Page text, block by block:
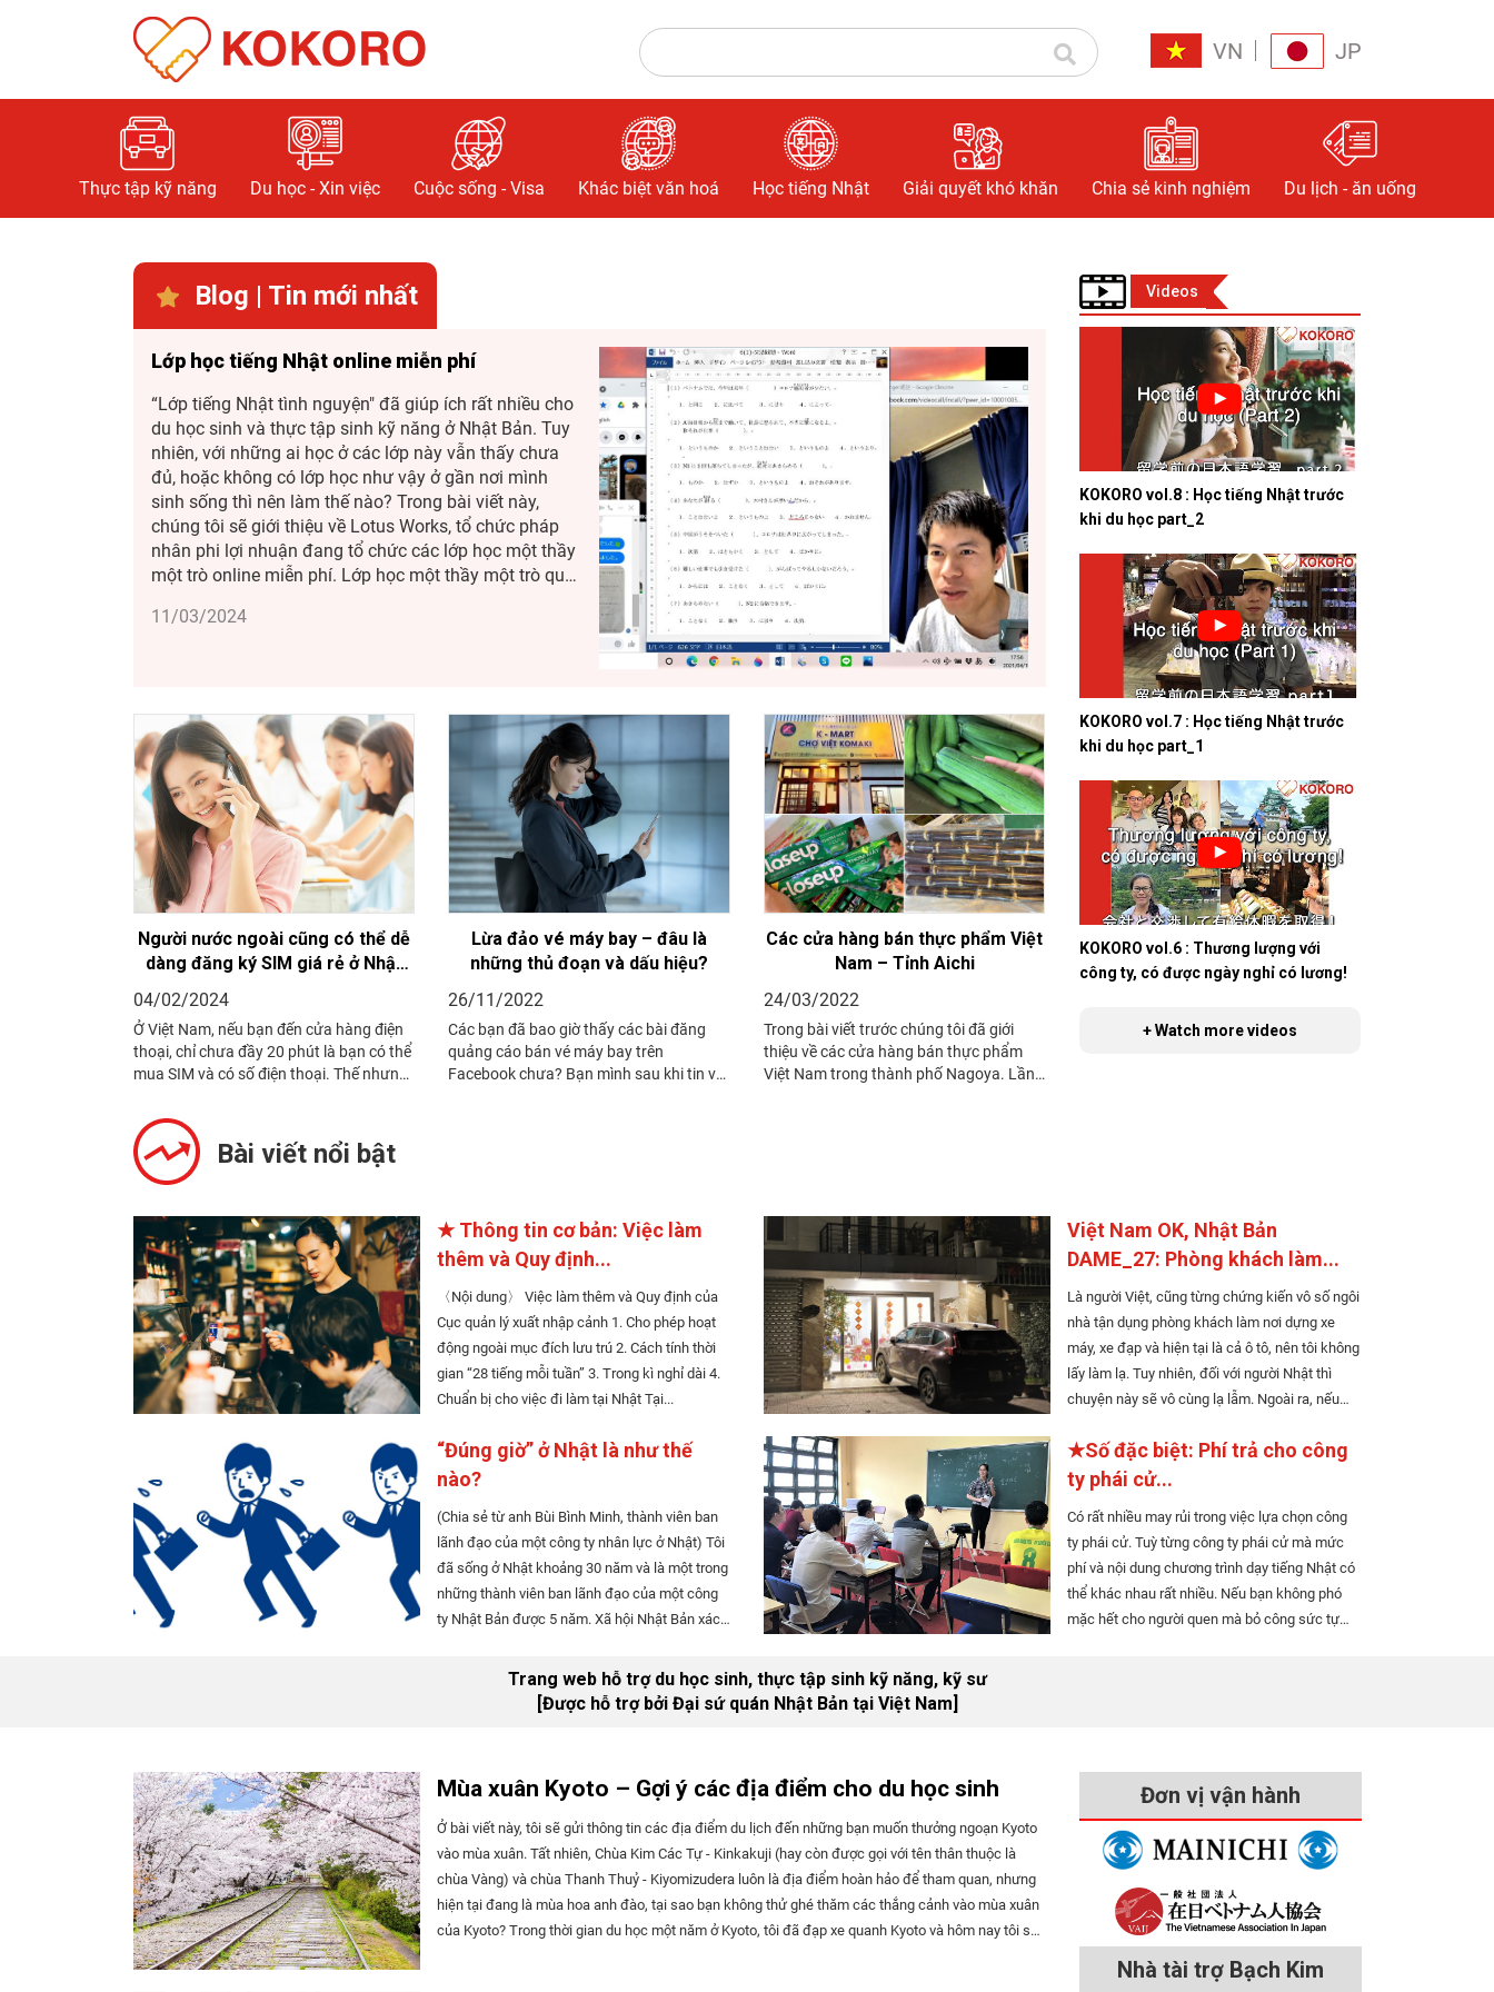
VN JP
Thực tập kỹ năng Du học - Xin việc Cuộc sống - Visa Khác biệt văn hoá Học tiếng Nhật Giải quyết khó khăn Chia sẻ kinh nghiệm Du lịch - ăn uống
Blog | Tin mới nhất
Lớp học tiếng Nhật online miễn phí
“Lớp tiếng Nhật tình nguyện" đã giúp ích rất nhiều cho
du học sinh và thực tập sinh kỹ năng ở Nhật Bản. Tuy
nhiên, với những ai học ở các lớp này vẫn thấy chưa
đủ, hoặc không có lớp học như vậy ở gần nơi mình
sinh sống thì nên làm thế nào? Trong bài viết này,
chúng tôi sẽ giới thiệu về Lotus Works, tổ chức pháp
nhân phi lợi nhuận đang tổ chức các lớp học một thầy
một trò online miễn phí. Lớp học một thầy một trò qua
học sinh qua mạng ...
11/03/2024
Người nước ngoài cũng có thể dễ
dàng đăng ký SIM giá rẻ ở Nhật
04/02/2024
Ở Việt Nam, nếu bạn đến cửa hàng điện thoại, chỉ chưa đầy 20 phút là bạn có thể mua SIM và có số điện thoại. Thế nhưng ở Nhật Bản, bạn phải ký hợp đồng với công ty điện thoại (nhà mạng) và nếu không trả cước phí hàng tháng thì không thể dùng SIM. Ngoài việc có ít gói cước giá rẻ, nhiều nhà mạng chỉ có phương thức thanh toán bằng thẻ tín dụng của Nhật nên mình rất khó tìm được nhà mạng phù hợp. Lần này là lần đầu tiên mình ký hợp đồng với 1 hãng SIM giá rẻ. Mình sẽ giới thiệu với các bạn phương thức thanh toán và so sánh giá cước, đặc điểm của các nhà mạng mà mình đã tìm được.〈Vân Hoàng〉 Lý do cần số điện thoại Tháng 10 năm 2020 mình sang Nhật và đây là lần du học thứ 3 của mình. Lúc mới sang, để cuộc sống thuận lợi và suôn sẻ thì mình đã phải làm những việc sau. ① Làm thủ tục tại UBND thành phố ② Mở tài khoản ngân hàng ③ Ký hợp đồng với nhà mạng Thủ tục (nộp đơn chuyển đổi chỗ ở v.v.) ở UBND thành phố và việc mở tài khoản ngân hàng mình đã làm xong mà không gặp vấn đề gì. Tiếp theo, một thứ không thể thiếu đó là số điện thoại phải không nào. Thông thường mình có thể gọi điện qua các ứng dụng SNS là được nhưng trong những trường hợp khẩn cấp hay khi làm các thủ tục hành chính thì đúng là cần tới số điện thoại di động. Trong trường hợp của mình, mình đã cần dùng số điện thoại vào các việc sau. ✔︎ Mình nhận học bổng Chính phủ nên khi làm thủ tục online để nhận học bổng của Bộ Giáo dục, Văn hoá, Khoa học, Thể thao và Công nghệ Nhật Bản, mình cần nhập số điện thoại. ✔︎ Trường mình theo học có hệ thống quản lý thông tin của sinh viên, khi đăng ký thông tin trên hệ thống đó cũng cần nhập số điện thoại. ✔︎ Lần này sau khi du học 1 năm, mình quyết định ở lại Nhật làm việc, khi đi xin việc thì mình cũng phải viết số điện thoại vào sơ yếu lý lịch v.v. ✔︎ Khi mua hàng online thì cũng có lúc cần số điện thoại. Gói cước rẻ nhất của SB là 5000 yên/tháng! Trong lần du học đầu tiên (năm 2007~) và lần du học thứ hai (năm 2010~) mình đều sử dụng Softbank (SB). Lý do lần đầu mình chọn SB vì lúc đó SB có chiến dịch miễn phí cước điện thoại nội mạng, những bạn du học sinh xung quanh mình đều dùng SB. Khi đó, mình mua cả máy điện thoại nữa nên tính cả tiền trả góp mua máy hàng tháng thì mình mất 3000 ~ 4000 yên (khoảng 816.000 đồng) mỗi tháng. Lần thứ hai, mình không cần mua điện thoại nên mình đã chọn gói rẻ nhất không dùng internet, chỉ có cước gọi điện thoại. ※100 yên = 16.690 đồng (tỉ giá ngày 24/7/2023) Vì vậy lần thứ ba này mình cũng đến cửa hàng của SB để tìm hiểu và xin tư vấn, nhưng mình được giới thiệu gói cước rẻ nhất là khoảng 5000 yên/tháng. Mình đã rất sốc! Các gói bây giờ không chỉ có cước điện thoại mà còn bao gồm cả dung lượng internet nữa nên đắt hơn ngày trước. Trước khi sang Nhật, mình dùng SIM của Viettel, một tháng chỉ mất 90.000 đồng (khoảng 440 yên) mà lại được dùng internet không giới hạn. Ở Nhật mình không dùng đến internet mấy mà tại sao 1 tháng phải trả tới 5.000 yên nhỉ? Thật là khó tin. Mình đã thử hỏi nhân viên tư vấn là “Mình sống ở ký túc xá nên trong phòng đã có wifi rồi, có gói cước nào rẻ hơn nữa không?” nhưng mình bị từ chối thẳng thừng là “Công ty chúng tôi không có gói cước nào rẻ hơn”. Và thế là mình đã từ bỏ việc ký hợp đồng với SB. Phương thức thanh toán tiền của nhiều gói cước SIM giá rẻ Ở Nhật thì ngoài SB còn có docomo hay Au nhưng các nhà mạng lớn này đều không khác nhiều so với SB nên mình quyết định tìm một nhà mạng nhỏ. Mình đã liên lạc với người bạn thân đã ở Nhật 10 năm và một em khoá dưới vừa hoàn thành chương trình du học để hỏi và thu thập thông tin. LINE mobile Em khoá dưới của mình đã dùng “LINE mobile”. Theo lời em ấy, để ký được hợp đồng với LINE mobile thì cần làm các thủ tục như sau. ① Tạo tài khoản LINE của Nhật bằng số điện thoại ở Nhật ② Đăng ký LINE pay bằng tài khoản LINE của Nhật ③ Ký hợp đồng với LINE mobile với điều kiện thanh toán bằng LINE pay Em ấy nói đã được người quen cho dùng LINE Pay của người đó. Mình cũng có thể nhờ bạn bè hoặc người quen nhưng mình muốn thử tìm xem có nhà mạng nào thân thiện hơn không. ※Sau đó, LINE mobile đã ngừng cung cấp dịch vụ đăng ký tài khoản mới vào tháng 3 năm 2021. Chỉ có phương thức thanh toán bằng thẻ tín dụng Ở Nhật có nhiều hãng SIM giá rẻ nhưng phần lớn các hãng đều chỉ cho trả cước phí bằng thẻ tín dụng của Nhật. Trước đây người em của mình đã được một nhân viên trong cửa hàng bán đồ điện tử gia dụng ở Tokyo tư vấn là “thẻ tín dụng của Việt Nam cũng được chấp nhận” và em ấy đã đăng ký sim giá rẻ của “Bic SIM”. Thế nhưng, sau đó, nhà mạng liên lạc lại là “thẻ tín dụng của bạn không thể thanh toán tiền” và em ấy phải huỷ hợp đồng. Mặc dù đây không phải lỗi từ phía khách hàng, nhưng em ấy vẫn bị phạt khoảng 2000 yên vì huỷ hợp đồng giữa chừng. Mình và em ấy nói chuyện với nhau rồi tìm thấy nhà mạng giá rẻ tên là “UQ mobile” có vẻ có thể trả tiền bằng cách chuyển khoản nên mình thử đăng ký online. Thế nhưng, UQ mobile đã nhanh chóng phản hồi với nội dung chính là “sau khi xét duyệt, chúng tôi không thể tiếp nhận hợp đồng thanh toán bằng cách chuyển khoản ngân hàng hoặc tự động chuyển khoản”. Email thông báo kết quả xét duyệt của UQ mobile. “Chúng tôi không thể chấp nhận hợp đồng thanh toán bằng cách chuyển khoản ngân hàng. Quý khách hãy xem xét đến việc thanh toán bằng thẻ tín dụng”. “Rakuten mobile” cũng là một hãng lớn trong các hãng SIM giá rẻ và ngoài hình thức trả qua thẻ tín dụng, có vẻ họ cũng chấp nhận thanh toán bằng cách chuyển khoản ngân hàng, nhưng vẫn cần xét duyệt. SIM giá rẻ chấp nhận chuyển khoản ngân hàng LINE mobile, UQ mobile, Rakuten mobile mình đều không đăng ký được, đúng lúc khó khăn thì bạn thân của mình đã tìm thấy một nhà mạng mà từ trước đến giờ mình chưa nghe thấy tên và bạn ấy đã giới thiệu cho mình. Đó là nhà mạng “GTN mobile”, khi vào trang chủ của nhà mạng này, bạn sẽ thấy website của họ hỗ trợ đa ngôn ngữ và có cả tiếng Việt. ◆Gói dữ liệu kèm chức năng nghe gọi GTN (hàng tháng - bao gồm thuế) Dung lượng Cước phí (bao gồm thuế) 3G ¥1,200 10G ¥2,200 30G ¥4,200 50G ¥6,200 ※Có thể đăng ký SIM và mở thẻ tín dụng (Credit card) cùng một lúc. Khi thanh toán bằng thẻ tín dụng đó, cước phí hàng tháng giảm 220 yên.※Có thể đăng ký từ nước ngoài (Có thể nhận SIM ở sân bay của Nhật).※Cước gọi mỗi 30 giây là 22 yên (bao gồm thuế). Thế là nhà mạng SIM giá rẻ này đã đáp ứng được 2 nhu cầu của mình là “gói cước rẻ” và chấp nhận “thanh toán qua cửa hàng tiện lợi hoặc chuyển khoản ngân hàng”. Đây là nhà mạng mình nghe tên lần đầu nhưng vì người quen của bạn mình đang làm việc ở đó nên mình tin tưởng và đăng ký online. Ngay lập tức, 2 hôm sau SIM và hợp đồng đã được gửi tới địa chỉ của mình, sau khi cho SIM vào điện thoại thì máy đã có thể nghe gọi. Mình quá đỗi vui mừng! Thật không thể tin được là mình có thể mua được SIM giá rẻ một cách đơn giản như vậy. Vấn đề về SIM điện thoại của mình cũng đã được giải quyết! [iconpress id="local_1803" title="external link" style="color:#525252; font-size:22px;" ] Trang chủ của GTN mobile (đa ngôn ngữ) Ngoài ra, gần đây mình cũng được bạn mình giới thiệu một nhà mạng SIM giá rẻ tên là SIM VÀNG. Đây là SIM giá rẻ, chủ yếu phục vụ người Việt, người Myanmar, người Indonesia sống ở Nhật. Cũng giống như GTN mobile, người nước ngoài có thể thanh toán qua cửa hàng tiện lợi hoặc chuyển khoản ngân hàng. ◆Gói SIM VÀNG (hàng tháng - chưa gồm thuế) Dung lượng dữ liệu SIM dữ liệu SIM nghe gọi 1GB ¥600 ¥1,480 3GB ¥1,080 ¥2,180 5GB ¥1,380 ¥2,620 10GB ¥2,800 ¥4,180 25GB ¥3,180 ¥4,980 30GB ¥3,380 ¥5,180 ※SIM dữ liệu kèm chức năng nhận tin nhắn SMS: 150 yên/tháng.※SIM nghe gọi có cước phí mỗi 30 giây 20 yên.※Có SIM nghe gọi thoả thích (gọi miễn p
Lừa đảo vé máy bay – đâu là
những thủ đoạn và dấu hiệu?
26/11/2022
Các bạn đã bao giờ thấy các bài đăng quảng cáo bán vé máy bay trên Facebook chưa? Bạn mình sau khi tin và đặt vé máy bay thông qua những bài đăng đó đã bị lừa mất 78 vạn yên (khoảng 140,000,000 VND). Đây là một trong số những vụ lừa đảo vé máy bay đang ngày càng gia tăng trong cộng đồng người Việt. Mình sẽ giới thiệu những hình thức lừa đảo vé máy bay phổ biến cũng như biện pháp đề phòng thông qua câu chuyện có thật của bạn mình và một vài dẫn chứng khác.《Trần Ngọc Anh》 〈Nội dung bài viết〉 Lừa đảo vé máy bay là gì? Vì chiếc vé “9 man” mà mất trắng 78 man! Lừa đảo bằng mã đặt vé thật Hết nạn nhân này đến nạn nhân khác Sự hỗ trợ khiêm tốn từ phía cảnh sát Thủ đoạn và dấu hiệu nhận biết lừa đảo vé máy bay là gì? Tổng kết: Làm sao để chấm dứt nạn lừa đảo Lừa đảo vé máy bay là gì? Khi tìm kiếm từ khóa “vé máy bay” trên những trang mạng như Facebook, các bài viết với chủ đề rao bán vé máy bay sẽ hiện ra nhiều vô kể. Chỉ cần người mua tìm được chuyến bay ưng ý, người bán sẽ báo giá và bắt đầu giao dịch sau khi có sự đồng thuận của cả hai bên. Tuy nhiên, những trường hợp như “dù đã chuyển tiền nhưng không nhận được vé” hoặc “vé mua trên mạng khi xuất trình tại sân bay thì phát hiện là vé giả” đang xảy ra ngày càng thường xuyên. Đây được gọi là hiện tượng “Lừa đảo vé máy bay”. Vì chiếc vé “9 man” mà mất trắng 78 man! Ảnh chụp màn hình lúc bạn mình liên hệ với bên Vietnam Airlines Mình có một người bạn quen từ thời cấp ba (hiện đang là sinh viên đại học năm 4) vừa sang Nhật để tham gia chương trình trao đổi 5 tháng tại một đại học ở Tokyo. Do muốn tìm mua vé máy bay rẻ nên vừa sang Nhật xong, bạn ấy đã nhanh chóng tìm mua vé máy bay để bay về. Một lần, khi tình cờ tìm được một bài viết rao bán vé máy bay giá rẻ trên nhóm Facebook có tên “Tokyo Baito”, bạn ấy đã liên hệ với người đăng bài qua Messenger. Sau khi bày tỏ mong muốn mua vé máy bay về Hà Nội, người bán đã yêu cầu bạn gửi ảnh chụp hộ chiếu và chuyển khoản 9 man. Khi đó bạn mình vẫn chưa có tài khoản ngân hàng Nhật nên mình đã chuyển hộ cho bạn ấy 9 man theo như bạn ấy đã nhờ. Tuy nhiên, sang ngày hôm sau bạn ấy đã nhận được tin nhắn sau từ người đăng bài: “Không biết có phải do em chuyển tiền vào thứ bảy không nhưng anh vẫn chưa nhận được tiền. Nếu không nhận tiền và hoàn tất thủ tục mua ngay thì giá vé sẽ tăng đấy. Anh sẽ chuyển trả em số tiền ban đầu em đã chuyển. Vậy nên bây giờ em thử chuyển tiền bằng ngân hàng khác được không? Nếu em chuyển bằng ngân hàng đó thì chắc chắn anh sẽ nhận được tiền ngay.” Đến đây mình cũng có chút nghi ngờ, nhưng thấy bạn năn nỉ mãi nên mình đã chuyển thêm 9 man vào tài khoản ngân hàng mà người bán chỉ định. Tuy nhiên, ngày hôm sau, người đăng bài lại đòi chuyển khoản thêm 10 man nữa, lí do là “muốn xác nhận giao dịch đã được thực hiện”. Lúc đó mình đã nghĩ không thể tin tưởng đối tượng này được nữa, nhưng bạn mình vẫn van nài là “Chuyển nốt lần nữa thôi”. Mình cũng bó tay nên đã chuyển tiền lần thứ ba. Sau lần đó, người bán vé lại yêu cầu chuyển tiền thêm hai lần nữa (lần thứ tư 15 man, lần thứ năm 10 man) và bạn mình cũng đáp ứng. Mình đã được bạn nhờ và chuyển tiền tổng cộng 5 lần, với tổng số tiền là 53 man nhưng cuối cùng vẫn không nhận được vé từ người đăng bài. Bạn mình khi đó cũng đã bắt đầu yêu cầu người kia trả lại tiền, nhưng có vẻ đối phương đã xóa tài khoản Facebook, toàn bộ tin nhắn của đối phương đã biến mất và không tìm thấy trang cá nhân nữa. Các tin nhắn của đối phương đều biến mất và không thể liên hệ được Ngoài mình ra, bạn mình còn nhờ 3 người bạn khác chuyển tiền hộ và đã mất tổng cộng 78 man. Do phải trả toàn bộ số tiền đã vay nên ngân sách cho chuyến du học của bạn ấy đã cạn kiệt. Thật ra bản thân bạn mình cũng đã có sự nghi ngờ khi bị yêu cầu chuyển tiền dồn dập. Tuy nhiên, do bị đối phương sử dụng những cái cớ như “Nếu không chuyển tiền lần này thì toàn bộ số tiền trước đó sẽ không được hoàn trả”, hay “Không phải tôi mà bên Vietnam Airlines là người đang yêu cầu bạn chuyển tiền” để đe dọa, bạn mình đã bị thuyết phục và tin theo. Lừa đảo bằng mã đặt vé thật Bài báo liên quan đến vấn nạn buôn bán vé máy bay Vietnam Airlines giả tại Nhật (3/2016) Số lượng người lao động và du học sinh Việt Nam đến Nhật Bản ngày càng tăng dẫn đến số trường hợp người Việt lừa đảo vé máy bay cũng tăng theo. Gần đây, hãng hàng không Vietnam Airlines cũng đang kêu gọi khách hàng nâng cao cảnh giác với nạn lừa đảo vé máy bay. Theo như bài báo trên, Vietnam Airlines đã bắt đầu đưa ra cảnh bảo về những vụ lừa đảo vé máy bay trên Facebook từ năm 2016. Thủ đoạn lừa đảo như sau: Đối tượng lừa đảo (người đăng bài) đặt vé qua website của VNA theo hình thức giữ mã đặt chỗ trên hệ thống và trả tiền sau, sau đó gửi mã đến người bị hại. Nạn nhân liên lạc với Vietnam Airlines, kiểm tra thấy đúng mã hành trình, tin rằng mã đó là đúng và chuyển khoản cho người đăng bài. Chuyển khoản xong, nạn nhân mất liên lạc với người đối tượng lừa đảo. Hết nạn nhân này đến nạn nhân khác Có rất nhiều bài viết liên quan đến việc lừa đảo vé máy bay được đăng trên những nhóm Facebook có nhiều người Việt trao đổi và mua bán vé máy bay như HỘI VÉ MÁY BAY NHẬT VIỆT v.v. Chị Trang nói rằng chị ấy đã bị lừa tiền vé máy bay và tố cáo tài khoản trong ảnh – thủ phạm và cũng là thành viên đã đăng bài rao bán vé máy bay trong nhóm. Theo bài đăng, sau khi thấy bài đăng của tài khoản trong ảnh, chị Trang đã tin nhắn và chuyển khoản 5 man để mua vé máy bay nhưng không nhận được vé. Đối tượng giải thích: “Không xuất vé được là do lỗi hệ thống. Chị vừa phải gửi yêu cầu hoàn tiền, chắc phải cuối tháng mới nhận được.”, sau đó đối tượng lừa đảo bặt vô âm tín. Theo lời chị Trang, chị còn quen một người bạn ở Đà Nẵng cũng đã gặp phải trường hợp tương tự. Trên group Facebook “VÉ MÁY BAY NHẬT - VIỆT”, chị Quy cũng đã cảnh báo rằng tài khoản trong ảnh là tài khoản lừa đảo. Theo lời chị Quy, người đăng bài (cũng là người bán hàng) là nữ, khi gọi điện thoại nói chuyện có nghe thấy giọng em bé, thấy tội nên đã quyết định mua vé ủng hộ. Sau khi chuyển khoản để đặt mua vé máy bay từ Nhật về Việt Nam, chị không nhận được vé nên đã nhận ra mình bị lừa. Ở dưới bài viết cũng có rất nhiều bình luận từ những nạn nhân của các vụ lừa đảo tương tự. Sự hỗ trợ khiêm tốn từ phía cảnh sát Sau khi biết chắc mình đã bị lừa, mình và bạn mình đã ra đồn cảnh sát báo cáo lại sự việc. Cảnh sát đã tiếp nhận “Báo cáo thiệt hại” của chúng mình và nói sẽ liên hệ với ngân hàng để khóa tài khoản của đối tượng đăng bài, nhưng họ cũng không chắc số tiền đã mất có được trả lại hay không. Để lấy lại tiền thì phải cần có bằng chứng chứng minh mình là nạn nhân của vụ lừa đảo. Tuy nhiên, đa phần các tài khoản ngân hàng mà đối tượng lừa đảo sử dụng để nhận tiền là tài khoản đã được mua lại từ những người Việt đã về nước, do đó, việc xác định kẻ tình nghi là rất khó. Ở vụ việc này, có hai trong số năm tài khoản ngân hàng được chỉ định bởi người đăng bài là tài khoản đứng tên người Nhật. Theo mình, mục đích của thủ đoạn này là làm tăng mức độ tin cậy của nạn nhân với giao dịch, tuy nhiên, việc mua bán tài khoản ngân hàng như vậy là vi phạm pháp luật. Bản thân mình cũng không ngờ rằng cũng có những người Nhật vì cần tiền mà bán tài khoản ngân hàng đi như vậy. Thủ đoạn và dấu hiệu nhận biết lừa đảo vé máy bay là gì? Việc trao đổi và mua vé máy bay từ những người kinh doanh bán lẻ trên Facebook là khá rủi ro. Hiện nay mọi người có thể mua vé máy bay giá rẻ từ những nhà phân phối chính thức nên tốt nhất là bạn hãy mua vé từ những trang web đáng tin cậy được liệt kê dưới đây. Ngoài ra, khi xem các bài đăng rao bán vé máy bay trên Facebook, bạn hãy lưu ý những điều sau: 〈Đặc điểm của các bài đăng lừa đảo và những điều cần lưu ý〉 Có dấu hiệu mua like và comment: các bài đăng có rất nhiều lượt like và bình luận, nhưng đa phần các bình luận có nội dung giống nhau. Trang cá nhân đăng ít ảnh Sử dụng địa chỉ Email đáng ngờ: ví dụ như: vietnamairlinees@gmail.com, v.v. Giấy tờ tùy thân: đối tượng lừa đảo sử dụng giấy tờ tùy thân của người khác hoặc giấy tờ tùy thân giả mạo để có được sự tin tưởng từ người mua. Bạn mình cũng đã nhận được ảnh chứng minh nhân dân của người bán vé nhưng tên trên giấy tờ và tên Facebook lại không khớp nhau. Khi bị hỏi lý do, đối tượng đã lờ đi và chuyển sang chủ đề khác. Review giả mạo: Bạn mình đã nhận được ảnh chụp màn hình những review (đánh giá) dịch vụ của các khách hàng trước đó. Giờ nghĩ lại mới nhận ra đó là những review giả mạo. Giục thanh toán: Kẻ lừa đảo có thể sử dụng những lý do sau để hối thúc nạn nhân trả tiền: “Không nhanh thì hết chỗ”, “Ưu tiên người thanh toán trước”, “Để tránh trường hợp quỵt tiền, khách hàng vui lòng thanh toán trước”, v.v. Tài khoản ngân hàng không chính chủ: Kẻ lừa đảo mua lại tài khoản ngân hàng của những người về sẽ về nước và dùng nó làm địa chỉ nhận tiền trong các vụ lừa đảo. Đối tượng có thể dùng lí “Đây là tài khoản của người nhà” để yêu cầu bạn chuyển tiền đến tài khoản đó. Tổng kết: Làm sao để chấm dứt nạn lừa đảo Mình và bạn mình do không đủ kiến thức về những vụ việc lừa đảo như vậy nên đã phải chịu tổn thất lớn. Để nạn lừa đảo không còn tiếp diễn, mình hi vọng các bạn hãy chia bài viết này và tuyệt đối nói không với việc bán hoặc chuyển nhượng thẻ hoặc sổ ngân hàng cho người khác. Ngoài ra, khi mua vé máy bay, các bạn nên cố gắng mua vé từ những cửa hàng đại lý du lịch đáng tin cậy hoặc trang web của các cửa hàng đó. 〈Một vài trang web bán vé máy bay đáng tin cậy〉 [iconpress id="local_1803" title="external link" style="color:#525252; font-size:22px;" ] Skyscanner (tiếng Việt) [iconpress id="local_1803" title="exter
Các cửa hàng bán thực phẩm Việt
Nam – Tỉnh Aichi
24/03/2022
Trong bài viết trước chúng tôi đã giới thiệu về các cửa hàng bán thực phẩm Việt Nam trong thành phố Nagoya. Lần này, chúng tôi xin giới thiệu các cửa hàng chính nằm trong tỉnh Aichi (ngoại trừ thành phố Nagoya). Trong các cửa hàng dưới đây, có nhiều cửa hàng bán trứng vịt lộn, sắn… là những mặt hàng được người Việt ưa chuộng. 〈このページの内容〉 Chợ Việt Nhật (Ichinomiya-shi) Quán Việt Aichi (Seto-shi) Chợ Việt Kasugai (Kasugai-shi) K Mart Chợ Việt Komaki (Komaki-shi) Thực Phẩm Việt Iwakura (Iwakura-shi) Phố Việt Market - Kanie (Kanie-cho) An Phú Mart - Obu (Obu-shi) Chợ Việt Sen Vàng Hekinan (Hekinan-shi) Chợ thịt Việt Nam Kyouei Foods (Kariya-shi) Anh Gạck Mark Toyotashi (Toyota-shi) Chợ Việt Đại Đô (Nishio) Thực Phẩm Việt Chiryu (Chiryu) Sản Phẩm Việt (Chiryu) Thái Dương Mart - Inuyama (Inuyama) Chợ Việt Nhật (Ichinomiya-shi) Quán Chợ Việt Nhật nằm ở vị trí thuận tiện tại trung tâm thành phố Ichinomiya, trong phố chợ, cách ga Meitetsu Ichinomiya khoảng 300 mét. Quán bán nhiều mặt hàng rau quả tươi theo mùa, thịt đông lạnh và các mặt hàng khác như trứng vịt lộn, khuôn làm xôi... Quán cũng thường nhập bánh chưng, bánh giò, nhưng trước khi đi mua các bạn nhớ gọi điện hỏi xem còn hàng không nhé. [iconpress id="local_1803" title="external link" style="color:#525252; font-size:22px;" ] Facebook của Chợ Việt Nhật Chợ Việt Nhật Ichinomiya-shi, Honmachi 2-3-11 090-1832-2512 Ngày thường 11:00～20:00 Thứ Bảy, CN 10:00～20:00 Ngày nghỉ: Thứ Hai hàng tuần Quán Việt Aichi (Seto-shi) Quán Việt Aichi nằm trong thành phố Seto, ngay cạnh một bưu điện nhỏ. Quán bán hầu hết những mặt hàng chủ yếu làm nguyên liệu nấu món Việt Nam. Quán thường xuyên nhập những mặt hàng đặc sản như bánh tét chuối nước dừa, các loại rau quả theo mùa như khổ qua (mướp đắng), rau thơm các loại. Vào dịp cuối năm quán có tổ chức chương trình trúng thưởng với nhiều phần quà là các nguyên liệu, đồ ăn cho dịp Tết. [iconpress id="local_1803" title="external link" style="color:#525252; font-size:22px;" ] Facebook của Quán Việt Aichi Quán Việt Aichi Seto-shi, Takane-cho 1-45 0561-58-3701 10:00～20:00 Ngày thường nghỉ trưa từ 12:00～15:00 Ngày nghỉ: Thứ Ba hàng tuần Chợ Việt Kasugai (Kasugai-shi) Quán Chợ Việt Kasugai nằm trong thành phố Kasugai, cách ga JR Kasugai khoảng 7 phút đi bộ. Quán nằm tại khu dân cư, phía trước có chỗ để xe. Ngoài rất nhiều mặt hàng rau, thịt, cá để nấu các món ăn Việt Nam, quán cũng nhập bán những mặt hàng thú vị như mũ cối, thuốc lá Thăng Long... ・ Ship miễn phí vào chủ nhật với các đơn hàng trên 8.000 yên trong bán kính 15km. ・ Miễn phí ship trên toàn quốc với các đơn hàng trên 10.000 yên. ・ Có những đợt sale đặt biệt như gần đây, cửa hàng miễn phí 1 trà xanh với đơn hàng trên 3.000 yên, miễn phí 1 vịt với đơn hàng trên 10.000 yên mua tại cửa hàng. [iconpress id="local_1803" title="external link" style="color:#525252; font-size:22px;" ] Facebook của Chợ Việt Kasugai Chợ Việt Kasugai Kasugai-shi, Chuo dori 2-78 070-2213-4567 9:00～20:00 Ngày nghỉ: Thứ Tư hàng tuần K Mart Chợ Việt Komaki (Komaki-shi) Quán nằm trong thành phố Komaki, đối diện với siêu thị đồ gia dụng Kaiz. Ngoài các nguyên liệu thường có, quán nhập bán gà nguyên con, trứng vịt lộn, mía… và nhiều nguyên liệu khác ít bán. Quán cũng bán các sản phẩm thường ngày sản xuất tại Việt Nam như dầu gió, kem đánh răng. Cửa hàng cũng thường nhập bán bánh giò, bánh pía… [iconpress id="local_1803" title="external link" style="color:#525252; font-size:22px;" ] Facebook của K Mart Chợ Việt Komaki K Mart Chợ Việt Komaki Komaki-shi, Futaebori 230-1 080-9896-3139 9:30～19:30 Ngày nghỉ: Thứ Hai hàng tuần Nếu thứ Hai là ngày nghỉ lễ thì có mở cửa Thực Phẩm Việt Iwakura (Iwakura-shi) Quán nằm trong vị trí khá thuận tiện ở thành phố Iwakura, cách ga Meitetsu Iwakura 6 phút đi bộ. Ngoài các loại thịt, rau, cá, đồ khô nguyên liệu nấu ăn khác, quán cũng bán một số sản phẩm thiết yếu hàng ngày nhập từ Việt Nam. Quán cũng bán bánh chưng và lá dong để gói bánh chưng. Quán còn bán nhiều sản phẩm đông lạnh nhập từ Việt Nam như các loại cá sông, nem hải sản… [iconpress id="local_1803" title="external link" style="color:#525252; font-size:22px;" ] Facebook của Thực phẩm Việt Iwakura Thực Phẩm Việt Iwakura Iwakura-shi, Honcho, Shimoteramawari 2-2 090-2801-8991 10:00～19:30 Ngày nghỉ: Thứ Hai hàng tuần Nếu thứ Hai là ngày nghỉ lễ thì có mở cửa Phố Việt Market - Kanie (Kanie-cho) Phố Việt Market -Kanie nằm tại thành phố Kanie, tại giữa khu dân cư, phía trước cửa hàng có chỗ đỗ xe nhỏ. Cửa hàng chuyên đồ gia vị Việt, thực phẩm- rau củ quả tươi Việt Nam. Ngoài các thực phẩm khô, đông lạnh, rau, quán bán nhiều loại hoa quả theo mùa như mận, sầu riêng. Quán cũng thường bán thịt gà trống chọi, lòng mề… [iconpress id="local_1803" title="external link" style="color:#525252; font-size:22px;" ] Phố Việt Market- KanieのFacebook Phố Việt Market - Kanie Kanie-cho, Gakuto 1-253 0594-28-8649 10:00～20:00 Ngày nghỉ: Thứ Hai hàng tuần An Phú Mart - Obu (Obu-shi) Cửa hàng nằm trong khu dân cư yên tĩnh của thành phố Obu, trước cửa hàng có bãi đỗ xe nhỏ. Cửa hàng bán các loại rau, thịt phục vụ việc nấu ăn món Việt Nam, trong đó thịt bò tươi và gà nướng nguyên con là mặt hàng bán rất chạy. Đặc biệt cửa hàng có chương trình thẻ tích điểm dành cho khách hàng. Cửa hàng cũng thưởng nhập bánh gai, mít, ngô nếp, xoài… nhưng trước khi tới mua các bạn hãy gọi điện hỏi xem còn hàng không nhé. [iconpress id="local_1803" title="external link" style="color:#525252; font-size:22px;" ] Facebook của An Phú Mart-Obu An Phú Mart - Obu Obu-shi, Kajita-cho 6-239 090-1204-2173 10:00～21:00 Ngày nghỉ: Thứ Ba hàng tuần Chợ Việt Sen Vàng Hekinan (Hekinan-shi) Là cửa hàng bán các nguyên liệu đồ ăn Việt Nam tại thành phố Hekinan, quán nằm ở vị trí khá thuận tiện, cách ga Meitetsu Hekinan Chuo khoảng 8 phút đi bộ, phía trước cửa hàng có nơi đỗ xe. Cửa hàng bán nhiều nguyên liệu tươi, bánh chưng của
Videos
KOKORO vol.8 : Học tiếng Nhật trước
khi du học part_2
KOKORO vol.7 : Học tiếng Nhật trước
khi du học part_1
KOKORO vol.6 : Thương lượng với
công ty, có được ngày nghỉ có lương!
+ Watch more videos
Bài viết nổi bật
★ Thông tin cơ bản: Việc làm
thêm và Quy định...
〈Nội dung〉 Việc làm thêm và Quy định của
Cục quản lý xuất nhập cảnh 1. Cho phép hoạt
động ngoài mục đích lưu trú 2. Cách tính thời
gian “28 tiếng mỗi tuần” 3. Trong kì nghỉ dài 4.
Chuẩn bị cho việc đi làm tại Nhật Tại...
Việt Nam OK, Nhật Bản
DAME_27: Phòng khách làm...
Là người Việt, cũng từng chứng kiến vô số ngôi
nhà tận dụng phòng khách làm nơi dựng xe
máy, xe đạp và hiện tại là cả ô tô, nên tôi không
lấy làm lạ. Tuy nhiên, đối với người Nhật thì
chuyện này sẽ vô cùng lạ lẫm. Ngoài ra, nếu
đại hiệu thuốc nào đó để mua thuốc bệnh thì
quên giấc mơ đó đi nhé. Ở Nhật, mua thuốc...
“Đúng giờ” ở Nhật là như thế
nào?
(Chia sẻ từ anh Bùi Bình Minh, thành viên ban
lãnh đạo của một công ty nhân lực ở Nhật) Tôi
đã sống ở Nhật khoảng 30 năm và là một trong
những thành viên ban lãnh đạo của một công
ty Nhật Bản được 5 năm. Xã hội Nhật Bản xác
Trễ giờ vài phút có thể chưa phải là nghiêm
trọng, nhưng tới 15 phút thì ở ngưỡng chịu
★Số đặc biệt: Phí trả cho công
ty phái cử...
Có rất nhiều may rủi trong việc lựa chọn công
ty phái cử. Tuỳ từng công ty phái cử mà mức
phí và nội dung chương trình dạy tiếng Nhật có
thể khác nhau rất nhiều. Nếu bạn không phó
mặc hết cho người quen mà bỏ công sức tự
Trang web hỗ trợ du học sinh, thực tập sinh kỹ năng, kỹ sư
[Được hỗ trợ bởi Đại sứ quán Nhật Bản tại Việt Nam]
Mùa xuân Kyoto – Gợi ý các địa điểm cho du học sinh
Ở bài viết này, tôi sẽ gửi thông tin các địa điểm du lịch đến những bạn muốn thưởng ngoạn Kyoto
vào mùa xuân. Tất nhiên, Chùa Kim Các Tự - Kinkakuji (hay còn được gọi với tên thân thuộc là
chùa Vàng) và chùa Thanh Thuỷ - Kiyomizudera luôn là địa điểm hoàn hảo để tham quan, nhưng
hiện tại đang là mùa hoa anh đào, tại sao bạn không thử ghé thăm các thắng cảnh vào mùa xuân
của Kyoto? Trong thời gian du học một năm ở Kyoto, tôi đã đạp xe quanh Kyoto và hôm nay tôi sẽ
Đơn vị vận hành
Nhà tài trợ Bạch Kim